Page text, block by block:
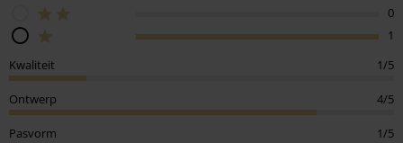
0
1
Kwaliteit
1/5
Ontwerp 4/5
Pasvorm 1/5